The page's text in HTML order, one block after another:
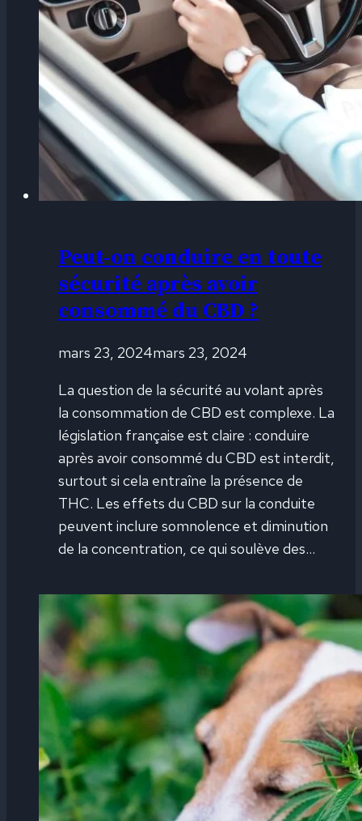
Peut-on conduire en toute
sécurité après avoir
consommé du CBD ?
mars 23, 2024mars 23, 2024
La question de la sécurité au volant après
la consommation de CBD est complexe. La
législation française est claire : conduire
après avoir consommé du CBD est interdit,
surtout si cela entraîne la présence de
THC. Les effets du CBD sur la conduite
peuvent inclure somnolence et diminution
de la concentration, ce qui soulève des…